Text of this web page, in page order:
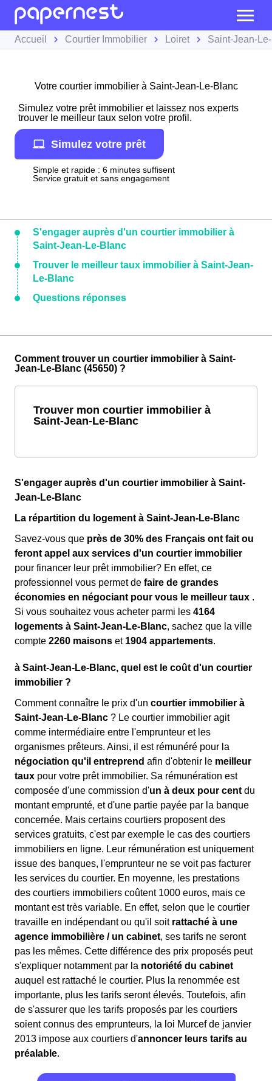
Accueil Courtier Immobilier Loiret Saint-Jean-
Votre courtier immobilier à Saint-Jean-Le-Blanc
Simulez votre prêt immobilier et laissez nos experts
trouver le meilleur taux selon votre profil.
Simulez votre prêt
Simple et rapide : 6 minutes suffisent
Service gratuit et sans engagement
S'engager auprès d'un courtier immobilier à
Saint-Jean-Le-Blanc
Trouver le meilleur taux immobilier à Saint-Jean-
Le-Blanc
Questions réponses
Comment trouver un courtier immobilier à Saint-
Jean-Le-Blanc (45650) ?
Trouver mon courtier immobilier à
Saint-Jean-Le-Blanc
S'engager auprès d'un courtier immobilier à Saint-
Jean-Le-Blanc
La répartition du logement à Saint-Jean-Le-Blanc
Savez-vous que près de 30% des Français ont fait ou
feront appel aux services d'un courtier immobilier
pour financer leur prêt immobilier? En effet, ce
professionnel vous permet de faire de grandes
économies en négociant pour vous le meilleur taux .
Si vous souhaitez vous acheter parmi les 4164
logements à Saint-Jean-Le-Blanc, sachez que la ville
compte 2260 maisons et 1904 appartements.
à Saint-Jean-Le-Blanc, quel est le coût d'un courtier
immobilier ?
Comment connaître le prix d'un courtier immobilier à
Saint-Jean-Le-Blanc ? Le courtier immobilier agit
comme intermédiaire entre l'emprunteur et les
organismes prêteurs. Ainsi, il est rémunéré pour la
négociation qu'il entreprend afin d'obtenir le meilleur
taux pour votre prêt immobilier. Sa rémunération est
composée d'une commission d'un à deux pour cent du
montant emprunté, et d'une partie payée par la banque
concernée. Mais certains courtiers proposent des
services gratuits, c'est par exemple le cas des courtiers
immobiliers en ligne. Leur rémunération est uniquement
issue des banques, l'emprunteur ne se voit pas facturer
les services du courtier. En moyenne, les prestations
des courtiers immobiliers coûtent 1000 euros, mais ce
montant est très variable. En effet, selon que le courtier
travaille en indépendant ou qu'il soit rattaché à une
agence immobilière / un cabinet, ses tarifs ne seront
pas les mêmes. Cette différence des prix proposés peut
s'expliquer notamment par la notoriété du cabinet
auquel est rattaché le courtier. Plus la renommée est
importante, plus les tarifs seront élevés. Toutefois, afin
de s'assurer que les tarifs proposés par les courtiers
soient connus des emprunteurs, la loi Murcef de janvier
2013 impose aux courtiers d'annoncer leurs tarifs au
préalable.